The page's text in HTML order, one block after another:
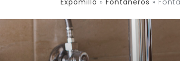
Expomilla » Fontaneros »